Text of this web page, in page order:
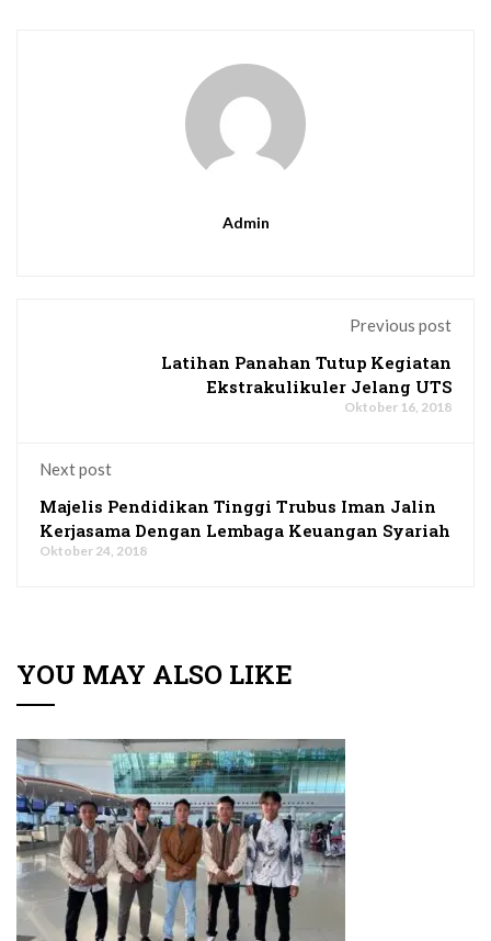
Admin
Previous post
Latihan Panahan Tutup Kegiatan
Ekstrakulikuler Jelang UTS
Oktober 16, 2018
Next post
Majelis Pendidikan Tinggi Trubus Iman Jalin
Kerjasama Dengan Lembaga Keuangan Syariah
Oktober 24, 2018
YOU MAY ALSO LIKE